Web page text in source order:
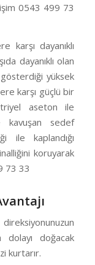
0543 499 73
karşı dayanıklı
dayanıklı olan
yüksek
karşı güçlü bir
aseton ile
kavuşan sedef
ile kaplandığı
koruyarak
73 33
dolayı doğacak
kurtarır.